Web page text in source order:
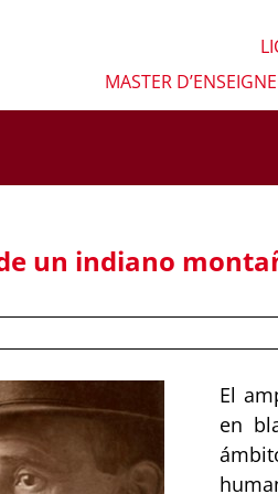
MASTER
un indiano
El
en